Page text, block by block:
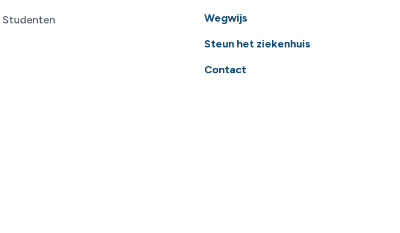
Studenten
Wegwijs
Steun het ziekenhuis
Contact